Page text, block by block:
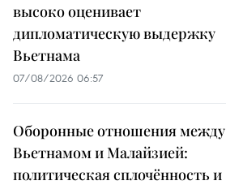
высоко оценивает
дипломатическую выдержку
Вьетнама
07/08/2026 06:57
Оборонные отношения между
Вьетнамом и Малайзией:
политическая сплочённость и